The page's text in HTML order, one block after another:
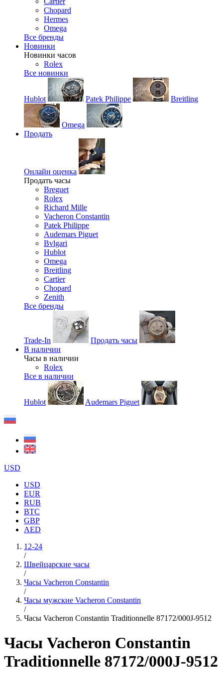
Chopard
Hermes
Omega
Все бренды
Новинки
Новинки часов
Rolex
Все новинки
Hublot Patek Philippe Breitling
Omega
Продать
Онлайн оценка
Продать часы
Breguet
Rolex
Richard Mille
Vacheron Constantin
Patek Philippe
Audemars Piguet
Bvlgari
Hublot
Omega
Breitling
Cartier
Chopard
Zenith
Все бренды
Trade-In
Продать часы
В наличии
Часы в наличии
Rolex
Все в наличии
Hublot Audemars Piguet
USD
USD
EUR
RUB
BTC
GBP
AED
12-24
/
Швейцарские часы
/
Часы Vacheron Constantin
/
Часы мужские Vacheron Constantin
/
Часы Vacheron Constantin Traditionnelle 87172/000J-9512
Часы Vacheron Constantin
Traditionnelle 87172/000J-9512